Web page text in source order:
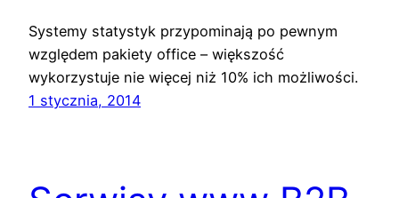
Systemy statystyk przypominają po pewnym
względem pakiety office – większość
wykorzystuje nie więcej niż 10% ich możliwości.
1 stycznia, 2014